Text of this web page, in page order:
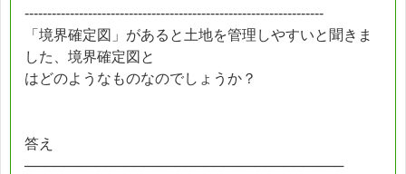
------------------------------------------------------------------
「境界確定図」があると土地を管理しやすいと聞きま
した、境界確定図と
はどのようなものなのでしょうか？
答え
────────────────────────────────